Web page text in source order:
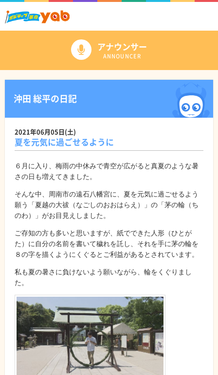
アナウンサー
ANNOUNCER
沖田 総平の日記
2021年06月05日(土)
夏を元気に過ごせるように
６月に入り、梅雨の中休みで青空が広がると真夏のような暑
さの日も増えてきました。
そんな中、周南市の遠石八幡宮に、夏を元気に過ごせるよう
願う「夏越の大祓（なごしのおおはらえ）」の「茅の輪（ち
のわ）」がお目見えしました。
ご存知の方も多いと思いますが、紙でできた人形（ひとが
た）に自分の名前を書いて穢れを託し、それを手に茅の輪を
８の字を描くようにくぐるとご利益があるとされています。
私も夏の暑さに負けないよう願いながら、輪をくぐりまし
た。